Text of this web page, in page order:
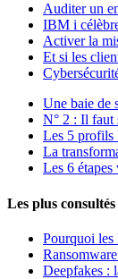
Auditer un
IBM i
Activer la
Et si les
Une baie de
N° 2 : Il faut
Les 5 profils
La
Les 6 étapes
Les plus
Pourquoi les
Deepfakes :